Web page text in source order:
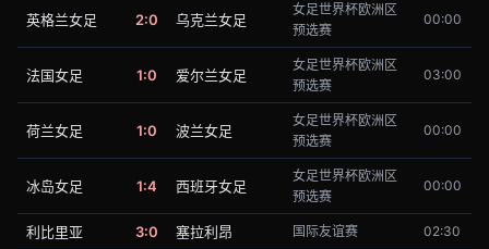
英格兰女足 2:0 乌克兰女足
女足世界杯欧洲区
预选赛
00:00
法国女足 1:0 爱尔兰女足
女足世界杯欧洲区
预选赛
03:00
荷兰女足 1:0 波兰女足
女足世界杯欧洲区
预选赛
00:00
冰岛女足 1:4 西班牙女足
女足世界杯欧洲区
预选赛
00:00
利比里亚 3:0 塞拉利昂 国际友谊赛 02:30